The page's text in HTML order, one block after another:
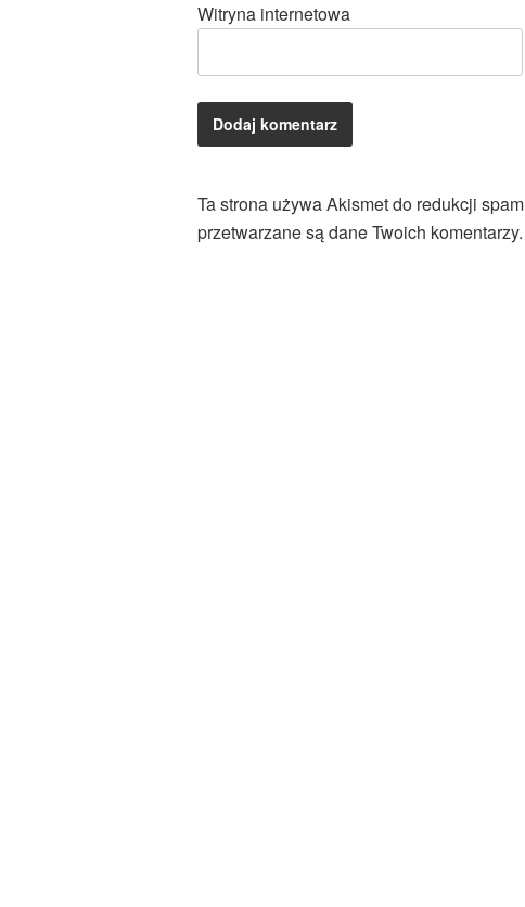
Witryna internetowa
Ta strona używa Akismet do redukcji
przetwarzane są dane Twoich komentarzy.